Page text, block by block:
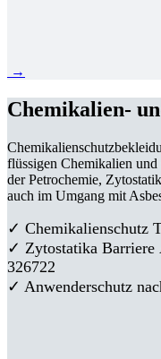
→
Chemikalien-
flüssigen Chemikalien und
der Petrochemie,
auch im Umgang mit
✓ Chemikalienschutz
✓ Zytostatika Barriere
326722
✓ Anwenderschutz